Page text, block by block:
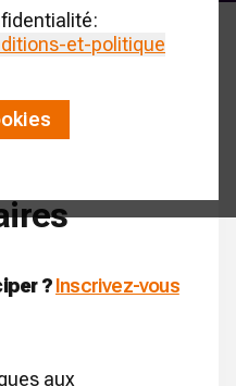
et-politique
des
?Inscrivez-vous
aux